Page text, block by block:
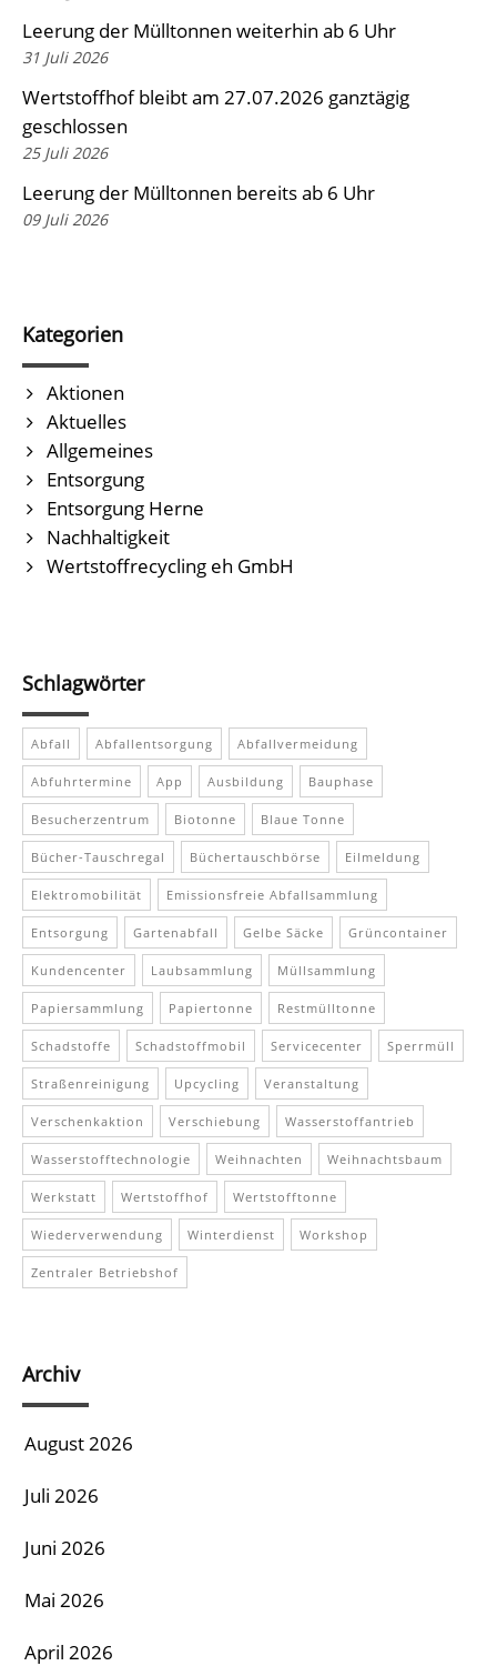
Leerung der Mülltonnen weiterhin ab 6 Uhr
31 Juli 2026
Wertstoffhof bleibt am 27.07.2026 ganztägig
geschlossen
25 Juli 2026
Leerung der Mülltonnen bereits ab 6 Uhr
09 Juli 2026
Kategorien
Aktionen
Aktuelles
Allgemeines
Entsorgung
Entsorgung Herne
Nachhaltigkeit
Wertstoffrecycling eh GmbH
Schlagwörter
Abfall Abfallentsorgung Abfallvermeidung
Abfuhrtermine App Ausbildung Bauphase
Besucherzentrum Biotonne Blaue Tonne
Bücher-Tauschregal Büchertauschbörse Eilmeldung
Elektromobilität Emissionsfreie Abfallsammlung
Entsorgung Gartenabfall Gelbe Säcke Grüncontainer
Kundencenter Laubsammlung Müllsammlung
Papiersammlung Papiertonne Restmülltonne
Schadstoffe Schadstoffmobil Servicecenter Sperrmüll
Straßenreinigung Upcycling Veranstaltung
Verschenkaktion Verschiebung Wasserstoffantrieb
Wasserstofftechnologie Weihnachten Weihnachtsbaum
Werkstatt Wertstoffhof Wertstofftonne
Wiederverwendung Winterdienst Workshop
Zentraler Betriebshof
Archiv
August 2026
Juli 2026
Juni 2026
Mai 2026
April 2026